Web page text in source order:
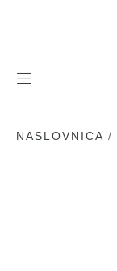
NASLOVNICA /